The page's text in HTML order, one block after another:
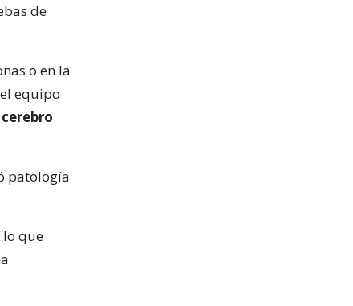
de
o en la
equipo
patología
lo que